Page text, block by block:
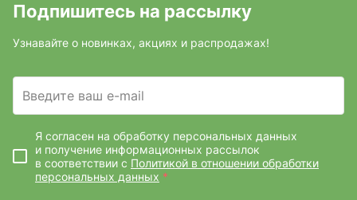
Подпишитесь на рассылку
Узнавайте о новинках, акциях и распродажах!
Введите ваш e-mail
Я согласен на обработку персональных данных
и получение информационных рассылок
в соответствии с Политикой в отношении обработки
персональных данных *